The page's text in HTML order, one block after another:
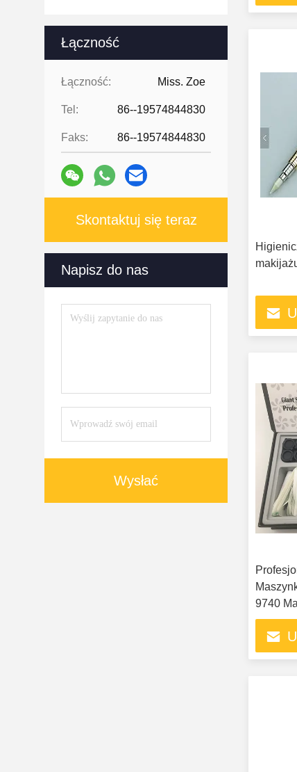
Łączność
Łączność: Miss. Zoe
Tel: 86--19574844830
Faks: 86--19574844830
Skontaktuj się teraz
Napisz do nas
Wysłać
9740
Niski